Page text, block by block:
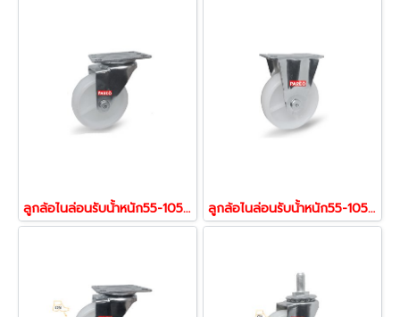
ลูกล้อไนล่อนรับน้้าหนัก55-105กก.แป้นหมุน รุ่น Mover ยี่ห้อ PAREO 06003,06010 ลูกล้อไนล่อนรับน้้าหนัก55-105กก.แป้นตาย รุ่น Mover ยี่ห้อ PAREO 06027,09370